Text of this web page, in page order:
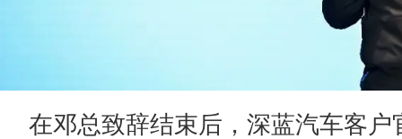
在邓总致辞结束后，深蓝汽车客